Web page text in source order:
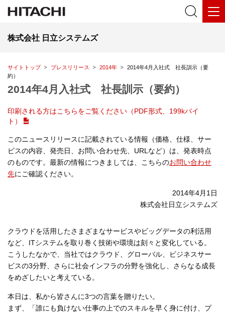
株式会社 日立システムズ
サイトトップ プレスリリース 2014年
2014年4月入社式 社長訓示（要
約）
2014年4月入社式 社長訓示（要約）
印刷される方はこちらをご覧ください（PDF形式、199kバイ
ト）
このニュースリリースに記載されている情報（価格、仕様、サー
ビスの内容、発売日、お問い合わせ先、URLなど）は、発表時点
のものです。最新の情報につきましては、こちらのお問い合わせ
先にご確認ください。
2014年4月1日
株式会社日立システムズ
クラウドを活用したさまざまなサービスやビッグデータの利活用
など、ITシステムを取り巻く技術や環境は刻々と変化している。
こうしたなかで、当社ではクラウド、グローバル、ビジネスサー
ビスの3分野、さらに社会インフラの分野を強化し、さらなる成長
をめざしたいと考えている。
本日は、私から皆さんに3つの言葉を贈りたい。
まず、「誰にも負けない仕事の上でのスキルを早く身に付け、プ